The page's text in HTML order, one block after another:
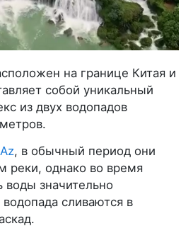
на границе Китая и
собой уникальный
из двух водопадов
, в обычный период они
реки, однако во время
воды значительно
сливаются в